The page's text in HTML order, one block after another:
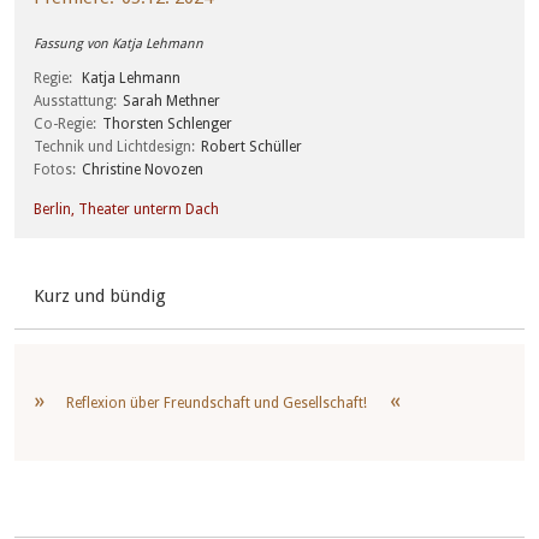
Fassung von Katja Lehmann
Regie
Katja Lehmann
Ausstattung
Sarah Methner
Co-Regie
Thorsten Schlenger
Technik und Lichtdesign
Robert Schüller
Fotos
Christine Novozen
Berlin, Theater unterm Dach
Kurz und bündig
Reflexion über Freundschaft und Gesellschaft!